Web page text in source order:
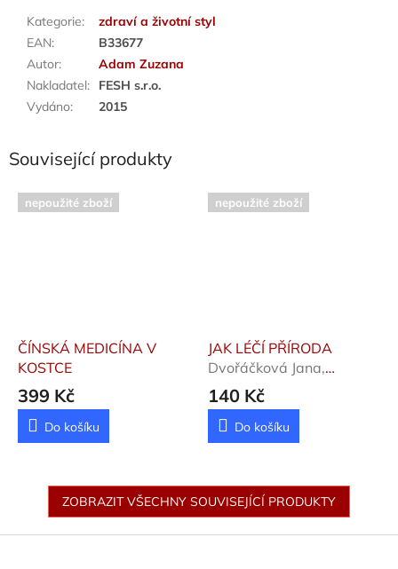
Kategorie:
zdraví a životní styl
EAN:
B33677
Autor:
Adam Zuzana
Nakladatel:
FESH s.r.o.
Vydáno: 2015
Související produkty
nepoužité zboží
ČÍNSKÁ MEDICÍNA V
KOSTCE
399 Kč
Do košíku
nepoužité zboží
JAK LÉČÍ PŘÍRODA
Dvořáčková Jana,
Křivánkoová Dana, Uhříč
140 Kč
Do košíku
ZOBRAZIT VŠECHNY SOUVISEJÍCÍ PRODUKTY